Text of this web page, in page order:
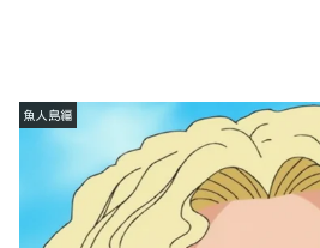
魚人島編